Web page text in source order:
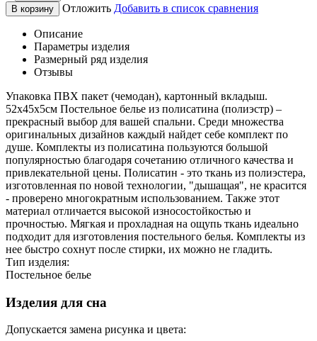
В корзину Отложить Добавить в список сравнения
Описание
Параметры изделия
Размерный ряд изделия
Отзывы
Упаковка ПВХ пакет (чемодан), картонный вкладыш.
52х45х5см Постельное белье из полисатина (полиэстр) –
прекрасный выбор для вашей спальни. Среди множества
оригинальных дизайнов каждый найдет себе комплект по
душе. Комплекты из полисатина пользуются большой
популярностью благодаря сочетанию отличного качества и
привлекательной цены. Полисатин - это ткань из полиэстера,
изготовленная по новой технологии, "дышащая", не красится
- проверено многократным использованием. Также этот
материал отличается высокой износостойкостью и
прочностью. Мягкая и прохладная на ощупь ткань идеально
подходит для изготовления постельного белья. Комплекты из
нее быстро сохнут после стирки, их можно не гладить.
Тип изделия:
Постельное белье
Изделия для сна
Допускается замена рисунка и цвета: